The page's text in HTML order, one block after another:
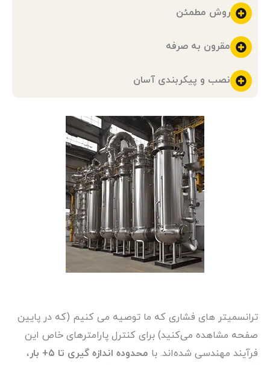
روش مطمئن
مقرون به صرفه
نصب و پیکربندی آسان
ترانسمیتر های فشاری که ما توصیه می کنیم (که در پایین
صفحه مشاهده می‌کنید) برای کنترل پارامترهای خاص این
فرآیند مهندسی شده‌اند. با محدوده اندازه گیری تا ۵+ بار
،